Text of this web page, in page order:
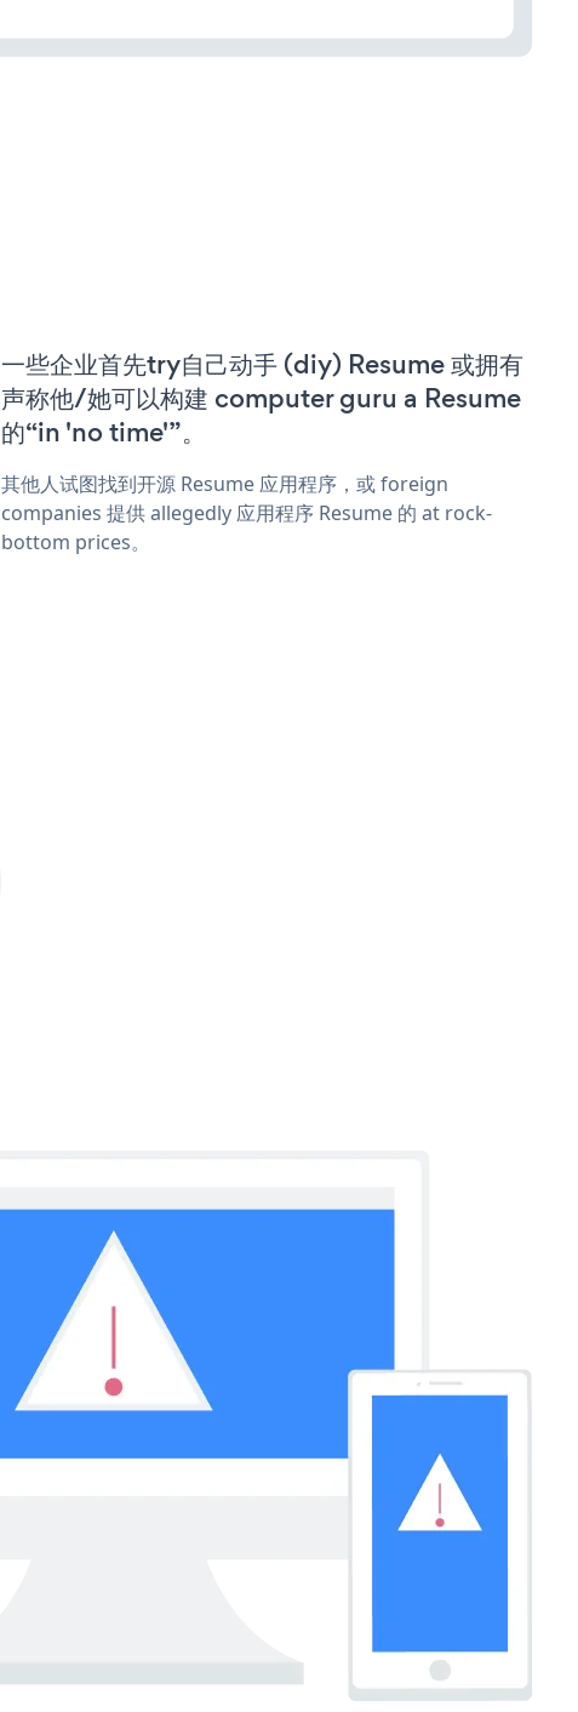
一些企业首先try自己动手 (diy) Resume 或拥有
声称他/她可以构建 computer guru a Resume
的“in 'no time'”。
其他人试图找到开源 Resume 应用程序，或 foreign
companies 提供 allegedly 应用程序 Resume 的 at rock-
bottom prices。